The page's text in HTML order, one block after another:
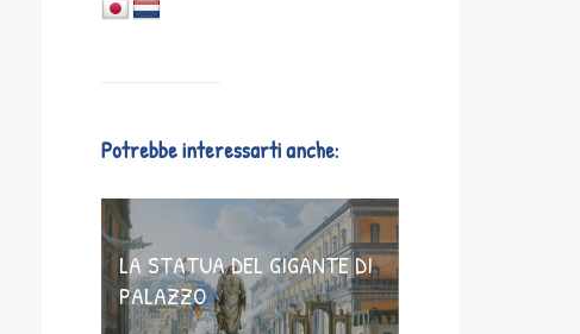
Potrebbe interessarti anche:
LA STATUA DEL GIGANTE DI
PALAZZO